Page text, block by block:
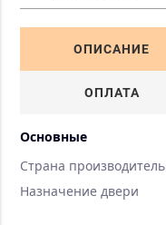
ОПИСАНИЕ
ОПЛАТА
Основные
Страна производитель
Назначение двери